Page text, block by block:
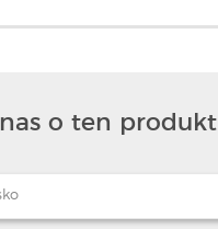
o ten produkt